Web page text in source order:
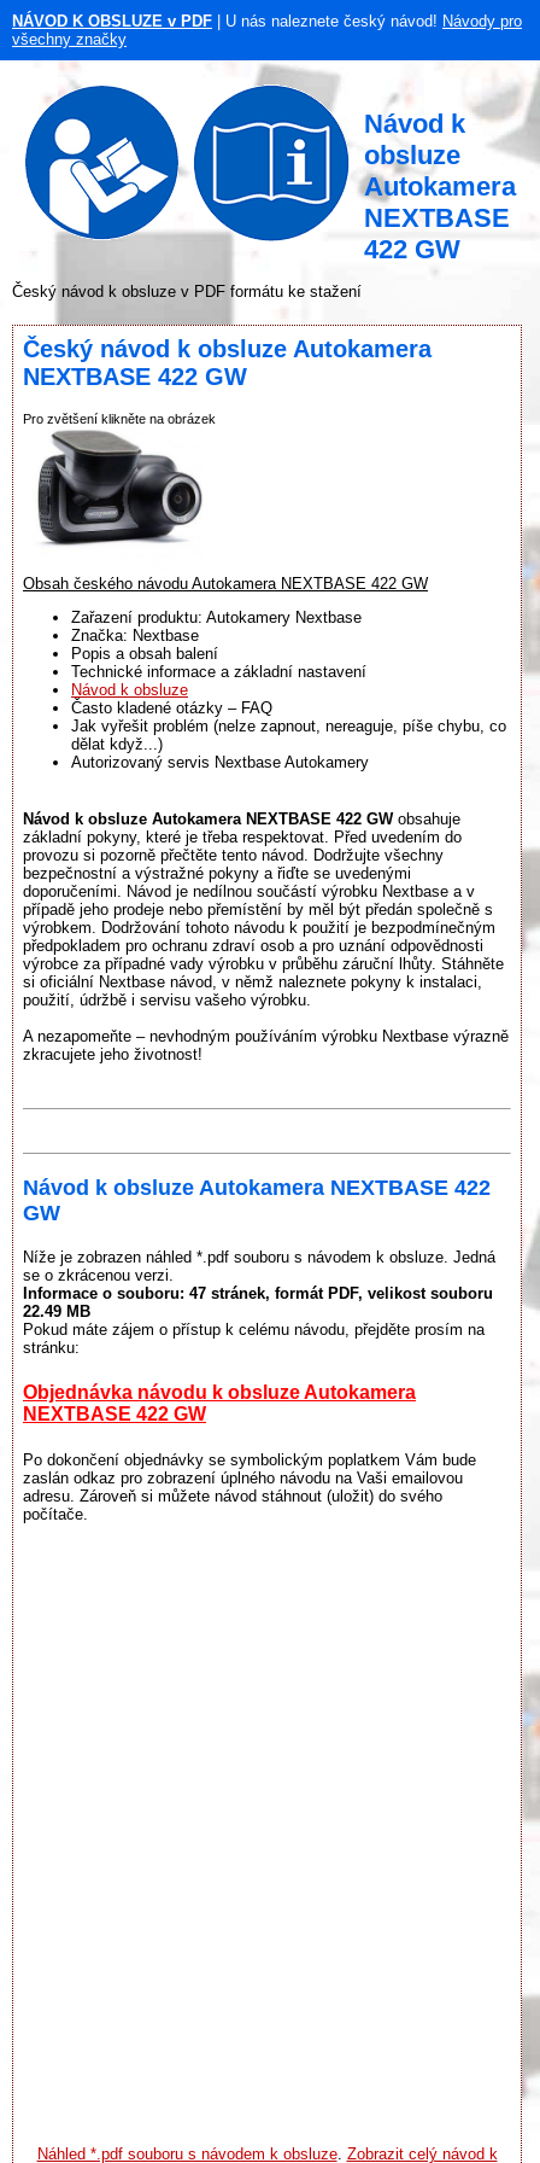
NÁVOD K OBSLUZE v PDF | U nás naleznete český návod! Návody pro
všechny značky
Návod k
obsluze
Autokamera
NEXTBASE
422 GW
Český návod k obsluze v PDF formátu ke stažení
Český návod k obsluze Autokamera
NEXTBASE 422 GW
Pro zvětšení klikněte na obrázek
Obsah českého návodu Autokamera NEXTBASE 422 GW
Zařazení produktu: Autokamery Nextbase
Značka: Nextbase
Popis a obsah balení
Technické informace a základní nastavení
Návod k obsluze
Často kladené otázky – FAQ
Jak vyřešit problém (nelze zapnout, nereaguje, píše chybu, co
dělat když...)
Autorizovaný servis Nextbase Autokamery
Návod k obsluze Autokamera NEXTBASE 422 GWobsahuje
základní pokyny, které je třeba respektovat. Před uvedením do
provozu si pozorně přečtěte tento návod. Dodržujte všechny
bezpečnostní a výstražné pokyny a řiďte se uvedenými
doporučeními. Návod je nedílnou součástí výrobku Nextbase a v
případě jeho prodeje nebo přemístění by měl být předán společně s
výrobkem. Dodržování tohoto návodu k použití je bezpodmínečným
předpokladem pro ochranu zdraví osob a pro uznání odpovědnosti
výrobce za případné vady výrobku v průběhu záruční lhůty. Stáhněte
si oficiální Nextbase návod, v němž naleznete pokyny k instalaci,
použití, údržbě i servisu vašeho výrobku.
A nezapomeňte – nevhodným používáním výrobku Nextbase výrazně
zkracujete jeho životnost!
Návod k obsluze Autokamera NEXTBASE 422
GW
Níže je zobrazen náhled *.pdf souboru s návodem k obsluze. Jedná
se o zkrácenou verzi.
Informace o souboru: 47 stránek, formát PDF, velikost souboru
22.49 MB
Pokud máte zájem o přístup k celému návodu, přejděte prosím na
stránku:
Objednávka návodu k obsluze Autokamera
NEXTBASE 422 GW
Po dokončení objednávky se symbolickým poplatkem Vám bude
zaslán odkaz pro zobrazení úplného návodu na Vaši emailovou
adresu. Zároveň si můžete návod stáhnout (uložit) do svého
počítače.
Náhled *.pdf souboru s návodem k obsluze. Zobrazit celý návod k